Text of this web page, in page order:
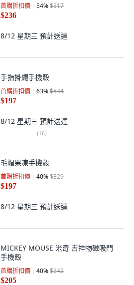
首購折扣價 54%$517
$236
8/12 星期三 預計送達
手指掛繩手機殼
首購折扣價 63%$544
$197
8/12 星期三 預計送達
(16)
毛帽果凍手機殼
首購折扣價 40%$329
$197
8/12 星期三 預計送達
MICKEY MOUSE 米奇 吉祥物磁吸門
手機殼
首購折扣價 40%$342
$205